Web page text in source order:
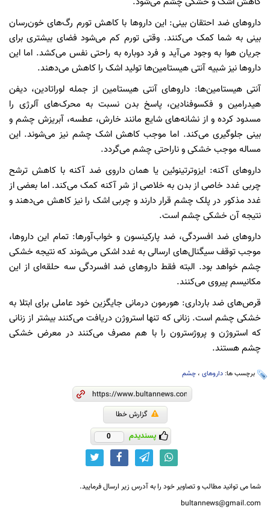
داروهای ضد احتقان بینی: این داروها با کاهش تورم رگ‌های خون‌رسان
بینی به شما کمک می‌کنند. وقتی تورم کم می‌شود فضای بیشتری برای
جریان هوا به وجود می‌آید و فرد دوباره به راحتی نفس می‌کشد. اما این
داروها نیز شبیه آنتی هیستامین‌ها تولید اشک را کاهش می‌دهند.
آنتی هیستامین‌ها: داروهای آنتی هیستامین از جمله لوراتادین، دیفن
هیدرامین و فکسوفنادین، پاسخ بدن نسبت به محرک‌های آلرژی را
مسدود کرده و از نشانه‌های شایع مانند خارش، عطسه، آبریزش چشم و
بینی جلوگیری می‌کند. اما موجب کاهش اشک چشم نیز می‌شوند. این
مساله موجب خشکی و ناراحتی چشم می‌گردد.
داروهای آکنه: ایزوترتینوئین یا همان داروی ضد آکنه با کاهش ترشح
چربی غدد خاصی از بدن به خلاصی از شر آکنه کمک می‌کند. اما بعضی از
غدد مذکور در پلک چشم قرار دارند و چربی اشک را نیز کاهش می‌دهند و
نتیجه آن خشکی چشم است.
داروهای ضد افسردگی، ضد پارکینسون و خواب‌آورها: تمام این داروها،
موجب توقف سیگنال‌های ارسالی به غدد اشکی می‌شوند که نتیجه خشکی
چشم خواهد بود. البته فقط داروهای ضد افسردگی سه حلقه‌ای از این
مکانیسم پیروی می‌کنند.
قرص‌های ضد بارداری: هورمون درمانی جایگزین خود عاملی برای ابتلا به
خشکی چشم است. زنانی که تنها استروژن دریافت می‌کنند بیشتر از زنانی
که استروژن و پروژسترون را با هم مصرف می‌کنند در معرض خشکی
چشم هستند.
برچسب ها: داروهای ، چشم
گزارش خطا
پسندیدم 0
شما می توانید مطالب و تصاویر خود را به آدرس زیر ارسال فرمایید.
bultannews@gmail.com